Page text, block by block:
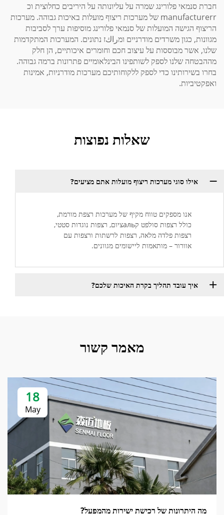
חברת סנמאי פלורינג שמרה על עליונותה על היריבים כחלוצית וכ
manufacturerr של מערכות ריצוף מועלות באיכות גבוהה. מערכות
הריצוף הגישה המועלות של סנמאי פלורינג מוסיפות ערך לסביבות
מגוונות, כגון משרדים מודרניים ומراكז נתונים. המערכות המתקדמות
שלנו, אשר מבוססות על עיצוב חכם וחומרים איכותיים, הן חלק
מההבטחה שלנו לספק לשותפינו הבינלאומיים פתרונות ברמה גבוהה.
בחרו בשירותינו כדי לספק ללקוחותיכם מערכות מודרניות, אמינות
ואפקטיביות.
שאלות נפוצות
אילו סוגי מערכות ריצוף מועלות אתם מציעים?
אנו מספקים טווח מקיף של מערכות רצפת מורמת,
כולל רצפות סולפט קальציום, רצפות נוגדות סטטי,
רצפות פלדה מלאה, רצפות לרשתות ורצפות עם
אוורור – מותאמות ליישומים מגוונים.
איך עובד תהליך בקרת האיכות שלכם?
מאמר קשור
18
May
מה היתרונות של רכישת ישירות מהמפעל?